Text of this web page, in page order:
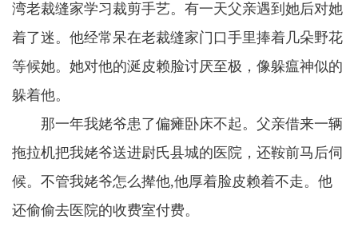
湾老裁缝家学习裁剪手艺。有一天父亲遇到她后对她
着了迷。他经常呆在老裁缝家门口手里捧着几朵野花
等候她。她对他的涎皮赖脸讨厌至极，像躲瘟神似的
躲着他。
那一年我姥爷患了偏瘫卧床不起。父亲借来一辆
拖拉机把我姥爷送进尉氏县城的医院，还鞍前马后伺
候。不管我姥爷怎么撵他,他厚着脸皮赖着不走。他
还偷偷去医院的收费室付费。